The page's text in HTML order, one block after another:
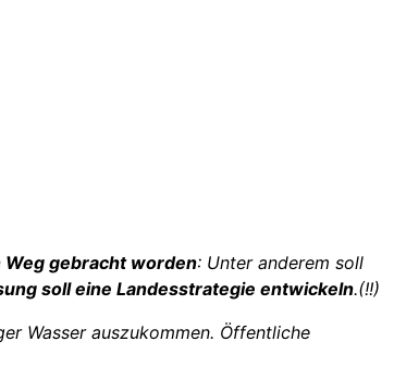
gebracht worden: Unter anderem soll
soll eine Landesstrategie entwickeln.(!!)
Wasser auszukommen. Öffentliche